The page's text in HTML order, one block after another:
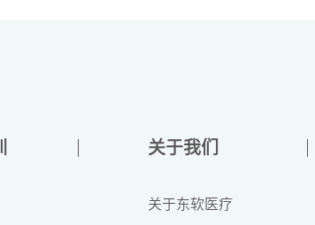
关于我们
关于东软医疗